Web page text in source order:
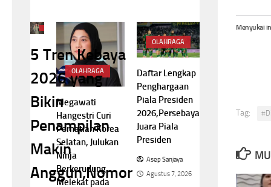
Menyukai
Tag:
NASIONAL
5 Tren Kebaya
2026 yang
Bikin
Penampilan
Makin
Anggun,Nomor
OLAHRAGA
Megawati
Hangestri Curi
Perhatian Korea
Selatan, Julukan
Ninja
Berkerudung
Melekat pada
OLAHRAGA
Daftar Lengkap
Penghargaan
Piala Presiden
2026,Persebaya
Juara Piala
Presiden
Asep Sanjaya
Agustus 7, 2026